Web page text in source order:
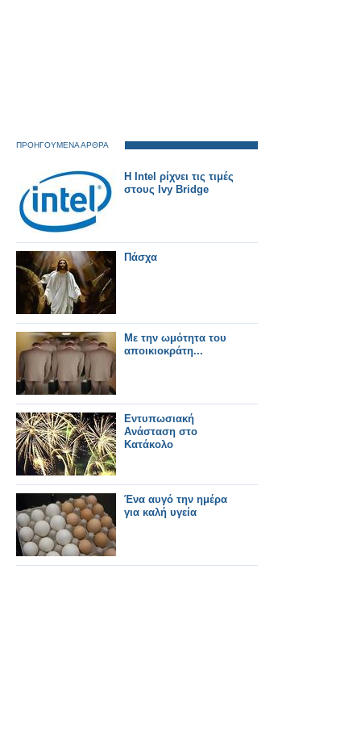
ΠΡΟΗΓΟΥΜΕΝΑ ΑΡΘΡΑ
Η Intel ρίχνει τις τιμές
στους Ivy Bridge
Πάσχα
Με την ωμότητα του
αποικιοκράτη...
Εντυπωσιακή
Ανάσταση στο
Κατάκολο
Ένα αυγό την ημέρα
για καλή υγεία